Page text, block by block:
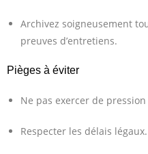
Archivez soigneusement
preuves d’entretiens.
Pièges à éviter
Ne pas exercer de
Respecter les délais légaux.